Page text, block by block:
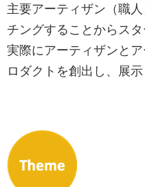
主要アーティザン（職
チングすることからスタ
実際にアーティザンと
ロダクトを創出し、展